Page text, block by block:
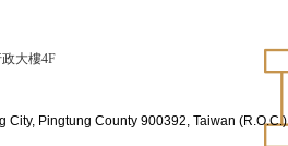
大樓4F
City, Pingtung County 900392, Taiwan (R.O.C.)